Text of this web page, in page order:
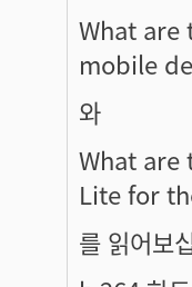
What are
mobile
와
What are
Lite for
를 읽어보